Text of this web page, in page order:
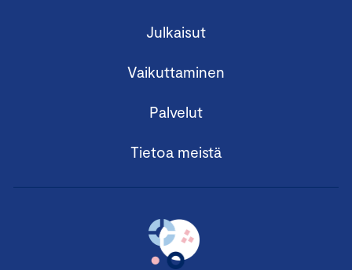
Julkaisut
Vaikuttaminen
Palvelut
Tietoa meistä